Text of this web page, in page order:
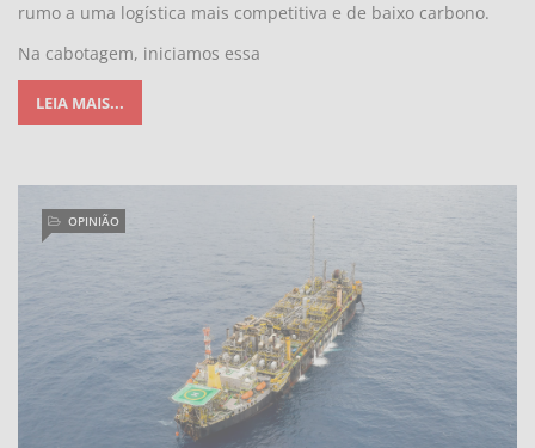
rumo a uma logística mais competitiva e de baixo carbono.
Na cabotagem, iniciamos essa
LEIA MAIS...
OPINIÃO